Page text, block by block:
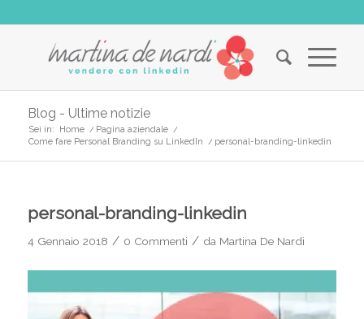
Blog - Ultime notizie
Sei in: Home / Pagina aziendale /
Come fare Personal Branding su LinkedIn / personal-branding-linkedin
personal-branding-linkedin
4 Gennaio 2018 / 0 Commenti / da Martina De Nardi